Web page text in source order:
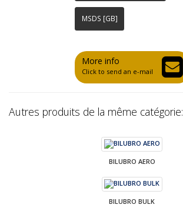
MSDS [GB]
More info
Click to send an e-mail
Autres produits de la même catégorie:
BILUBRO AERO
BILUBRO BULK